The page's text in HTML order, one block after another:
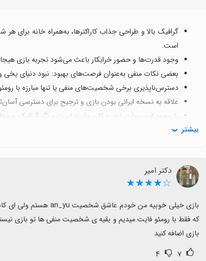
گرافیک بالا و طراحی جذاب کاراکترها، به‌همراه خانه
است.
وجود قدرت‌ها و حضور خرابکار باعث می‌شود تجربه بازی
بعضی نکات منفی به‌عنوان فرصت‌های بهبود: نبود دنیای
دسترس‌ناپذیری برخی شخصیت‌های منفی یا تنها مبارزه با
علاقه به نسخه ایرانی بودن بازی و ترجیح برای دسترسی
با وجود این موارد، تجربه کلی مثبت است و اگر گرافیک و
گزینه مناسبی است. بیشتر
دکتر امیر
☆★★★★
بازی اضافه کنید
۷ ۴